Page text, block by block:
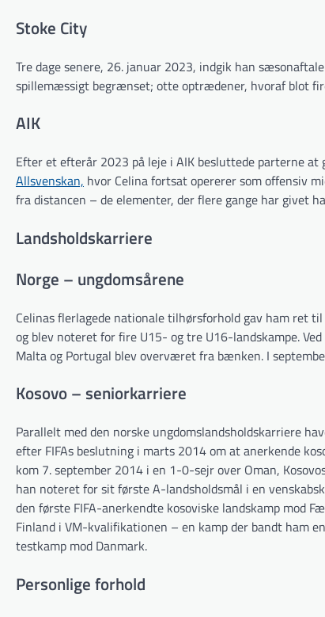
Stoke City
Tre dage senere, 26. januar 2023, indgik han
spillemæssigt begrænset; otte optrædener, hvoraf blot
AIK
Efter et efterår 2023 på leje i AIK besluttede parterne
Allsvenskan, hvor Celina fortsat opererer som offensiv
fra distancen – de elementer, der flere gange har givet
Landsholdskarriere
Norge – ungdomsårene
Celinas flerlagede nationale tilhørsforhold gav ham ret
og blev noteret for fire U15- og tre U16-landskampe.
Malta og Portugal blev overværet fra bænken. I
Kosovo – seniorkarriere
Parallelt med den norske ungdomslandsholdskarriere
efter FIFAs beslutning i marts 2014 om at anerkende
kom 7. september 2014 i en 1-0-sejr over Oman,
han noteret for sit første A-landsholdsmål i en
den første FIFA-anerkendte kosoviske landskamp mod
Finland i VM-kvalifikationen – en kamp der bandt ham
testkamp mod Danmark.
Personlige forhold